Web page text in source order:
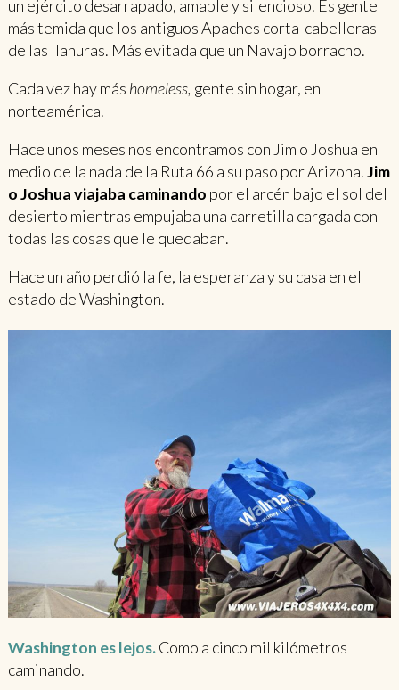
un ejército desarrapado, amable y silencioso. Es gente
más temida que los antiguos Apaches corta-cabelleras
de las llanuras. Más evitada que un Navajo borracho.
Cada vez hay más homeless, gente sin hogar, en
norteamérica.
Hace unos meses nos encontramos con Jim o Joshua en
medio de la nada de la Ruta 66 a su paso por Arizona.Jim
o Joshua viajaba caminando por el arcén bajo el sol del
desierto mientras empujaba una carretilla cargada con
todas las cosas que le quedaban.
Hace un año perdió la fe, la esperanza y su casa en el
estado de Washington.
Washington es lejos.Como a cinco mil kilómetros
caminando.